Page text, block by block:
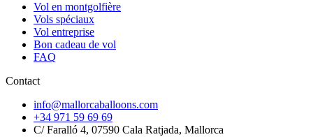
Vol en montgolfière
Vols spéciaux
Vol entreprise
Bon cadeau de vol
FAQ
Contact
info@mallorcaballoons.com
+34 971 59 69 69
C/ Faralló 4, 07590 Cala Ratjada, Mallorca